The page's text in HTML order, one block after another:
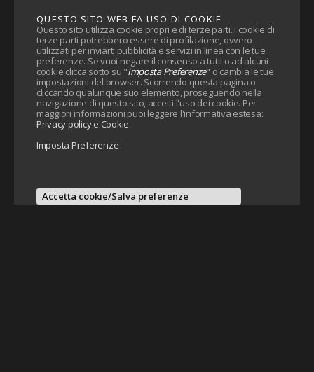
QUESTO SITO WEB FA USO DI COOKIE
Questo sito utilizza cookie propri e di terze parti. I cookie di
terze parti potrebbero essere di profilazione, ovvero
utilizzati per inviarti pubblicità e servizi in linea con le tue
preferenze. Se vuoi negare il consenso a tutti o ad alcuni
cookie clicca sotto su "Imposta Preferenze" o cambia le tue
impostazioni del browser. Scorrendo questa pagina o
cliccando qualunque suo elemento, proseguendo nella
navigazione di questo sito, accetti l'uso dei cookie. Per
maggiori informazioni puoi leggere l'informativa estesa:
Privacy policy e Cookie.
Imposta Preferenze
Accetta cookie/Salva preferenze